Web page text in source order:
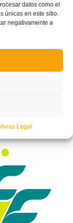
datos como el
únicas en este sitio.
negativamente a
Aviso Legal